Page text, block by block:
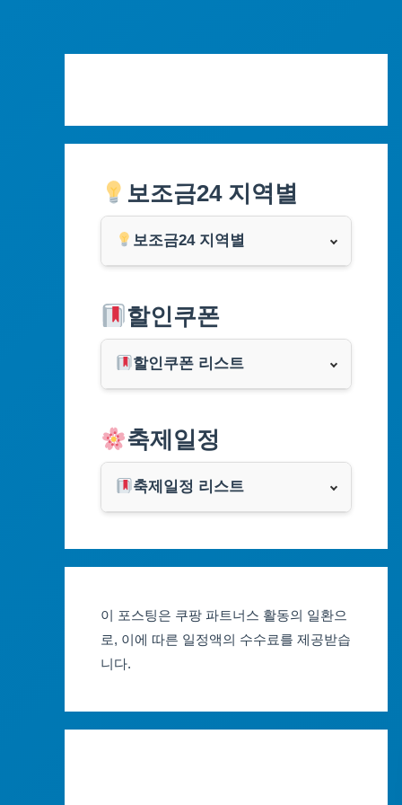
보조금24 지역별
보조금24 지역별
부산광역시
대구광역시
인천광역시
광주광역시
세종특별자치시
강원도
할인쿠폰
할인쿠폰 리스트
쿠팡
클룩
축제일정
축제일정 리스트
대구축제 일정
광주축제 일정
이 포스팅은 쿠팡 파트너스 활동의 일환으
로, 이에 따른 일정액의 수수료를 제공받습
니다.